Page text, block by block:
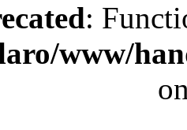
:
www/